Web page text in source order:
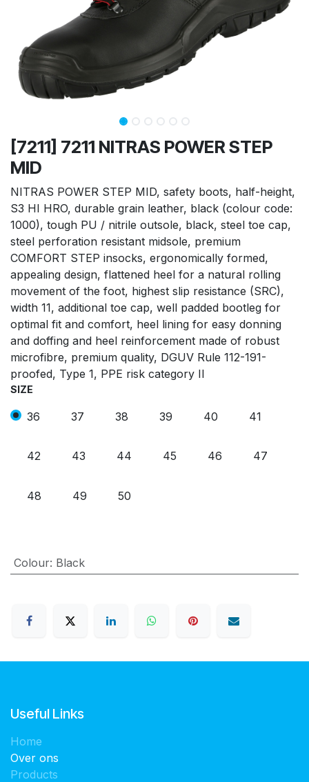
[7211] 7211 NITRAS POWER STEP
MID
NITRAS POWER STEP MID, safety boots, half-height,
S3 HI HRO, durable grain leather, black (colour code:
1000), tough PU / nitrile outsole, black, steel toe cap,
steel perforation resistant midsole, premium
COMFORT STEP insocks, ergonomically formed,
appealing design, flattened heel for a natural rolling
movement of the foot, highest slip resistance (SRC),
width 11, additional toe cap, well padded bootleg for
optimal fit and comfort, heel lining for easy donning
and doffing and heel reinforcement made of robust
microfibre, premium quality, DGUV Rule 112-191-
proofed, Type 1, PPE risk category II
SIZE
36 37 38 39 40 41
42 43 44 45 46 47
48 49 50
Colour: Black
Useful Links
Home
Over ons
Products